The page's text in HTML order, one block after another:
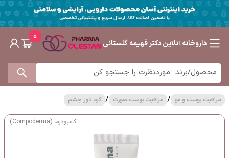
داروخانه آنلاین دکتر فهیمه گلستانی
0
مراقبت پوست و مو / مراقبت پوست صورت / کرم دور چشم
کامپودرما (Compoderma)